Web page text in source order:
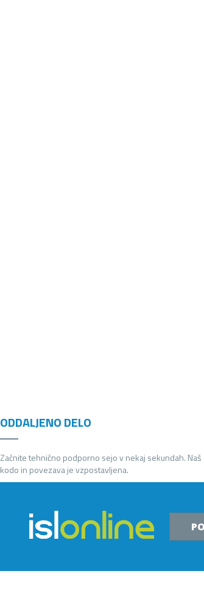
ODDALJENO DELO
Začnite tehnično podporno sejo v nekaj sekundah.
kodo in povezava je vzpostavljena.